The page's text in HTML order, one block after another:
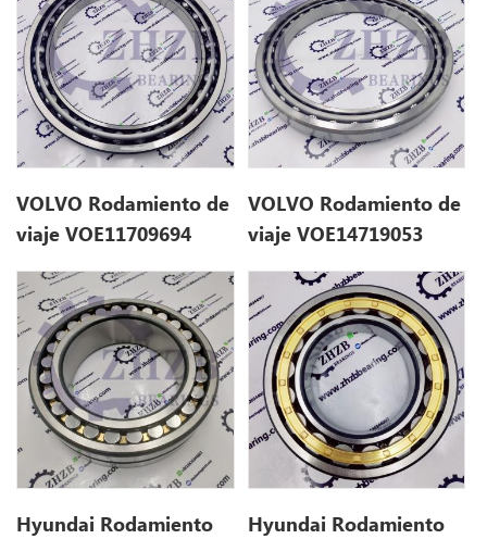
VOLVO Rodamiento de
viaje VOE11709694
VOLVO Rodamiento de
viaje VOE14719053
Hyundai Rodamiento
Hyundai Rodamiento